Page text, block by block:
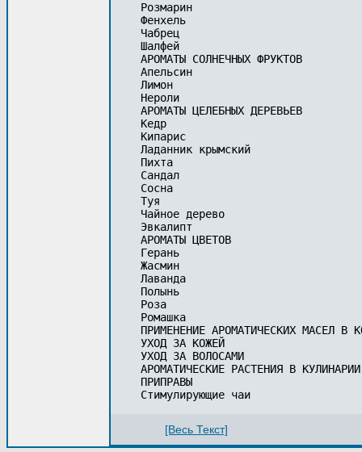
Розмарин
Фенхель
Чабрец
Шалфей
АРОМАТЫ СОЛНЕЧНЫХ ФРУКТОВ
Апельсин
Лимон
Нероли
АРОМАТЫ ЦЕЛЕБНЫХ ДЕРЕВЬЕВ
Кедр
Кипарис
Ладанник крымский
Пихта
Сандал
Сосна
Туя
Чайное дерево
Эвкалипт
АРОМАТЫ ЦВЕТОВ
Герань
Жасмин
Лаванда
Полынь
Роза
Ромашка
ПРИМЕНЕНИЕ АРОМАТИЧЕСКИХ МАСЕЛ В
УХОД ЗА КОЖЕЙ
УХОД ЗА ВОЛОСАМИ
АРОМАТИЧЕСКИЕ РАСТЕНИЯ В КУЛИНАРИИ
ПРИПРАВЫ
[Весь Текст]